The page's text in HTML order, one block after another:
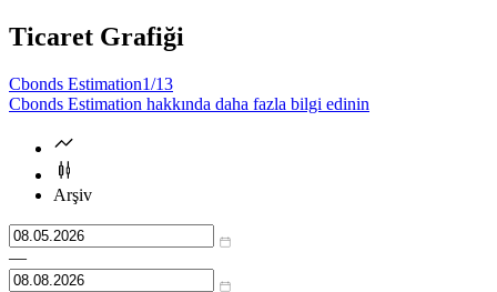
Ticaret Grafiği
Cbonds Estimation1/13
Cbonds Estimation hakkında daha fazla bilgi edinin
Arşiv
—